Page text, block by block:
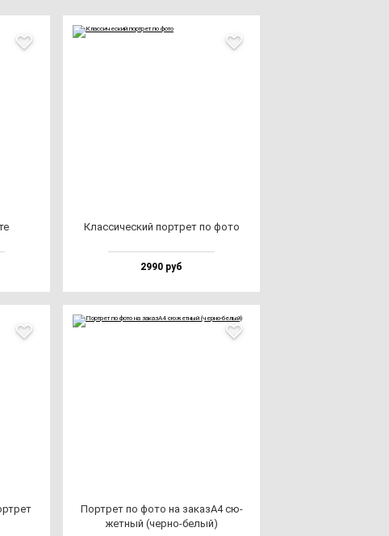
Клас­си­чес­кий пор­трет по фо­то
2990 руб
Пор­трет по фо­то на за­казА4 сю­
жет­ный (чер­но-бе­лый)